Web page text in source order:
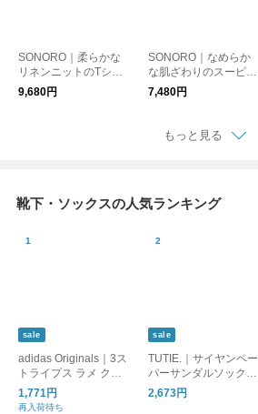
SONORO｜柔らかな
リネンニットのTシャ
ツ・半袖シャツ｜全4
色
9,680円
SONORO｜なめらか
な肌ざわりのスーピマ
コットン100% リブタ
ンクトップ｜全2色
7,480円
もっと見る
靴下・ソックスの人気ランキング
sale
adidas Originals｜3ス
トライプス ラメ クル
ーソックス 靴下 2足セ
ット 3 STRIPES GLIT
1,771円
再入荷待ち
sale
TUTIE.｜サイヤンペー
パーサンダルソック
ス/美濃和紙・日差し
対策・UV対策 ・ギフ
2,673円